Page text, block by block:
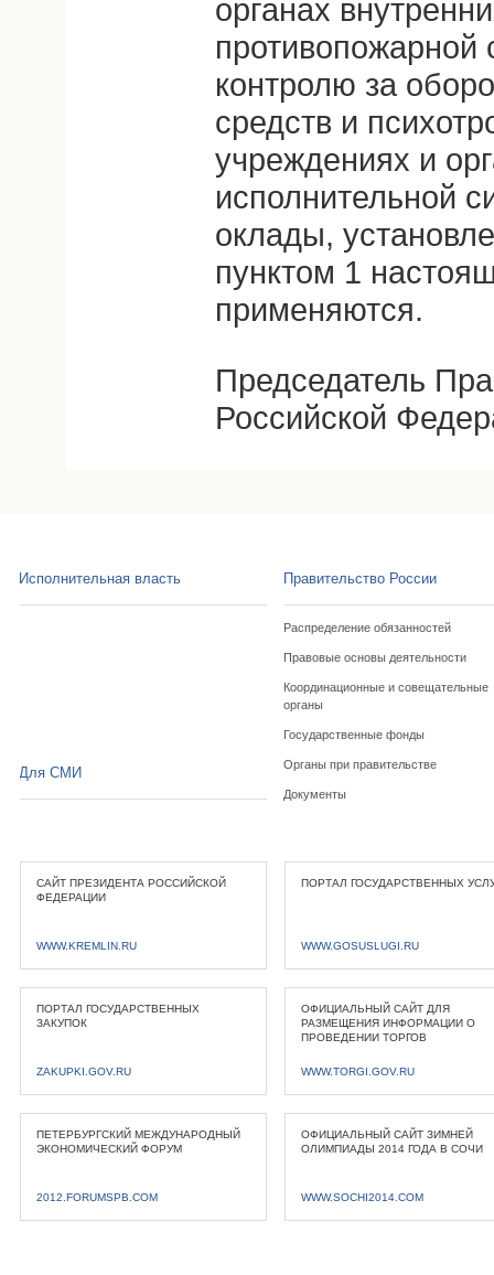
органах
противопожарной
контролю за
средств и
учреждениях и
исполнительной
оклады,
пунктом 1
применяются.
Председатель
Российской
Исполнительная власть Правительство России
Распределение обязанностей
Правовые основы деятельности
Координационные и совещательные
органы
Государственные фонды
Органы при правительстве
Документы
Для СМИ
САЙТ ПРЕЗИДЕНТА РОССИЙСКОЙ
ФЕДЕРАЦИИ
WWW.KREMLIN.RU
ПОРТАЛ ГОСУДАРСТВЕННЫХ
WWW.GOSUSLUGI.RU
ПОРТАЛ ГОСУДАРСТВЕННЫХ
ЗАКУПОК
ZAKUPKI.GOV.RU
ОФИЦИАЛЬНЫЙ САЙТ ДЛЯ
РАЗМЕЩЕНИЯ ИНФОРМАЦИИ О
ПРОВЕДЕНИИ ТОРГОВ
WWW.TORGI.GOV.RU
ПЕТЕРБУРГСКИЙ МЕЖДУНАРОДНЫЙ
ЭКОНОМИЧЕСКИЙ ФОРУМ
2012.FORUMSPB.COM
ОФИЦИАЛЬНЫЙ САЙТ ЗИМНЕЙ
ОЛИМПИАДЫ 2014 ГОДА В СОЧИ
WWW.SOCHI2014.COM